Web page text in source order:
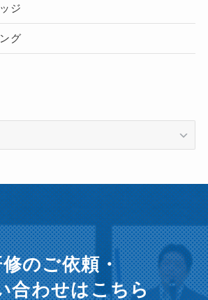
ジ
グ
のご依頼・
合わせはこちら